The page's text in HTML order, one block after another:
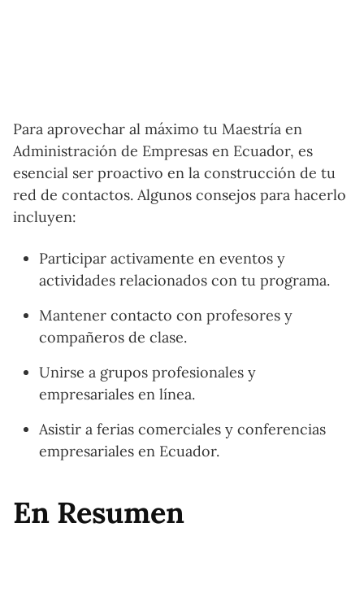
Para aprovechar al máximo tu Maestría en
Administración de Empresas en Ecuador, es
esencial ser proactivo en la construcción de tu
red de contactos. Algunos consejos para hacerlo
incluyen:
Participar activamente en eventos y
actividades relacionados con tu programa.
Mantener contacto con profesores y
compañeros de clase.
Unirse a grupos profesionales y
empresariales en línea.
Asistir a ferias comerciales y conferencias
empresariales en Ecuador.
En Resumen